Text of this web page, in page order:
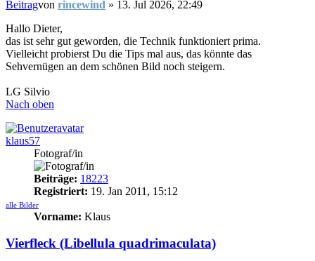
Beitragvon rincewind » 13. Jul 2026, 22:49
Hallo Dieter,
das ist sehr gut geworden, die Technik funktioniert prima.
Vielleicht probierst Du die Tips mal aus, das könnte das
Sehvernügen an dem schönen Bild noch steigern.
LG Silvio
Nach oben
klaus57
Fotograf/in
Beiträge: 18223
Registriert: 19. Jan 2011, 15:12
alle Bilder
Vorname: Klaus
Vierfleck (Libellula quadrimaculata)